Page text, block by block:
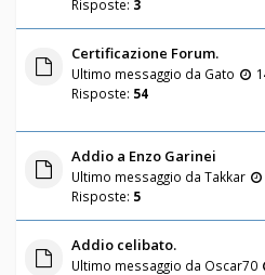
Risposte: 3
Certificazione Forum.
Ultimo messaggio da Gato
Risposte: 54
Addio a Enzo Garinei
Ultimo messaggio da Takkar
Risposte: 5
Addio celibato.
Ultimo messaggio da Oscar70